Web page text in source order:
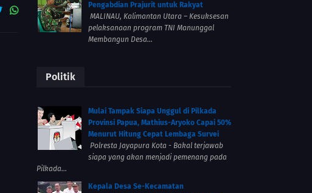
Pengabdian Prajurit untuk Rakyat
MALINAU, Kalimantan Utara – Kesuksesan
pelaksanaan program TNI Manunggal
Membangun Desa...
Politik
Mulai Tampak Siapa Unggul di Pilkada
Provinsi Papua, Mathius-Aryoko Capai 50%
Menurut Hitung Cepat Lembaga Survei
Polresta Jayapura Kota - Bakal terjawab
siapa yang akan menjadi pemenang pada
Pilkada...
Kepala Desa Se-Kecamatan